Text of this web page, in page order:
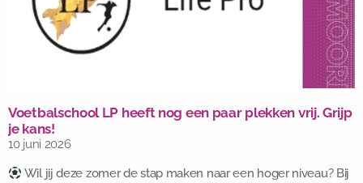
Voetbalschool LP heeft nog een paar plekken vrij. Grijp
je kans!
10 juni 2026
Wil jij deze zomer de stap maken naar een hoger niveau? Bij